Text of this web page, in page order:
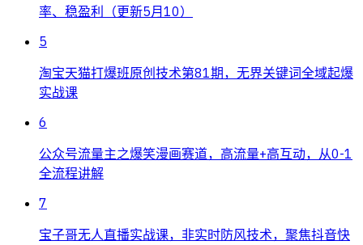
率、稳盈利（更新5月10）
5
淘宝天猫打爆班原创技术第81期，无界关键词全域起爆
实战课
6
公众号流量主之爆笑漫画赛道，高流量+高互动，从0-1
全流程讲解
7
宝子哥无人直播实战课，非实时防风技术，聚焦抖音快